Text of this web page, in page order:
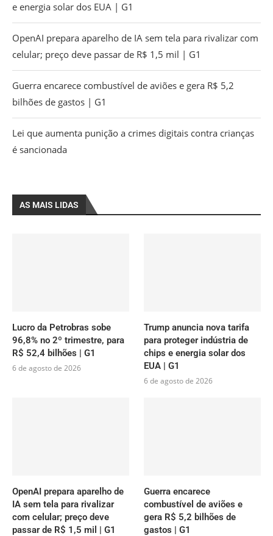
e energia solar dos EUA | G1
OpenAI prepara aparelho de IA sem tela para rivalizar com
celular; preço deve passar de R$ 1,5 mil | G1
Guerra encarece combustível de aviões e gera R$ 5,2
bilhões de gastos | G1
Lei que aumenta punição a crimes digitais contra crianças
é sancionada
AS MAIS LIDAS
Lucro da Petrobras sobe
96,8% no 2º trimestre, para
R$ 52,4 bilhões | G1
6 de agosto de 2026
Trump anuncia nova tarifa
para proteger indústria de
chips e energia solar dos
EUA | G1
6 de agosto de 2026
OpenAI prepara aparelho de
IA sem tela para rivalizar
com celular; preço deve
passar de R$ 1,5 mil | G1
Guerra encarece
combustível de aviões e
gera R$ 5,2 bilhões de
gastos | G1